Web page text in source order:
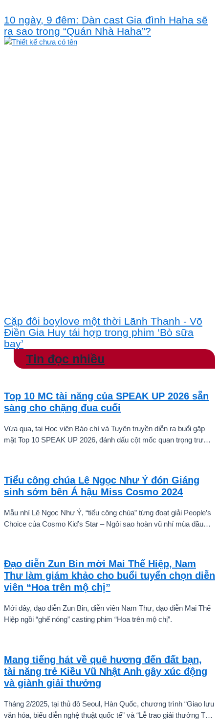
10 ngày, 9 đêm: Dàn cast Gia đình Haha sẽ
ra sao trong “Quán Nhà Haha”?
Cặp đôi boylove một thời Lãnh Thanh - Võ
Điền Gia Huy tái hợp trong phim ‘Bò sữa
bay’
Tin đọc nhiều
Top 10 MC tài năng của SPEAK UP 2026 sẵn
sàng cho chặng đua cuối
Vừa qua, tại Học viện Báo chí và Tuyên truyền diễn ra buổi gặp
mặt Top 10 SPEAK UP 2026, đánh dấu cột mốc quan trọng trước
Tiểu công chúa Lê Ngọc Như Ý đón Giáng
sinh sớm bên Á hậu Miss Cosmo 2024
Mẫu nhí Lê Ngọc Như Ý, “tiểu công chúa” từng đoạt giải People’s
Choice của Cosmo Kid’s Star – Ngôi sao hoàn vũ nhí mùa đầu
Đạo diễn Zun Bin mời Mai Thế Hiệp, Nam
Thư làm giám khảo cho buổi tuyển chọn diễn
viên “Hoa trên mộ chị”
Mới đây, đạo diễn Zun Bin, diễn viên Nam Thư, đạo diễn Mai Thế
Hiệp ngồi “ghế nóng” casting phim “Hoa trên mộ chị”.
Mang tiếng hát về quê hương đến đất bạn,
tài năng trẻ Kiều Vũ Nhật Anh gây xúc động
và giành giải thưởng
Tháng 2/2025, tại thủ đô Seoul, Hàn Quốc, chương trình “Giao lưu
văn hóa, biểu diễn nghệ thuật quốc tế” và “Lễ trao giải thưởng Tài